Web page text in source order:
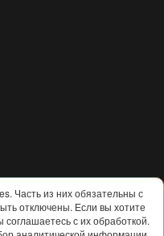
Часть из них обязательны с
отключены. Если вы хотите
с их обработкой.